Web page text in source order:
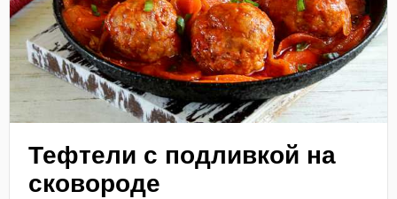
Тефтели с подливкой на
сковороде